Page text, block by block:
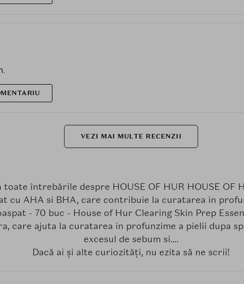
VEZI MAI MULTE RECENZII
întrebările despre HOUSE OF HUR HOUSE OF
cu AHA si BHA, care contribuie la curatarea in
- 70 buc - House of Hur Clearing Skin Prep
care ajuta la curatarea in profunzime a pielii dupa
excesul de sebum si....
Dacă ai și alte curiozități, nu ezita să ne scrii!